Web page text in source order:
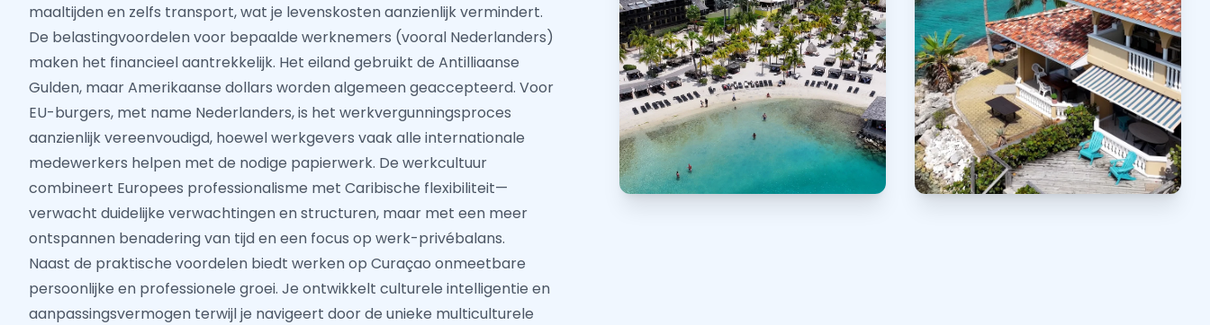
maaltijden en zelfs transport, wat je levenskosten aanzienlijk vermindert.
De belastingvoordelen voor bepaalde werknemers (vooral Nederlanders)
maken het financieel aantrekkelijk. Het eiland gebruikt de Antilliaanse
Gulden, maar Amerikaanse dollars worden algemeen geaccepteerd. Voor
EU-burgers, met name Nederlanders, is het werkvergunningsproces
aanzienlijk vereenvoudigd, hoewel werkgevers vaak alle internationale
medewerkers helpen met de nodige papierwerk. De werkcultuur
combineert Europees professionalisme met Caribische flexibiliteit—
verwacht duidelijke verwachtingen en structuren, maar met een meer
ontspannen benadering van tijd en een focus op werk-privébalans.
Naast de praktische voordelen biedt werken op Curaçao onmeetbare
persoonlijke en professionele groei. Je ontwikkelt culturele intelligentie en
aanpassingsvermogen terwijl je navigeert door de unieke multiculturele